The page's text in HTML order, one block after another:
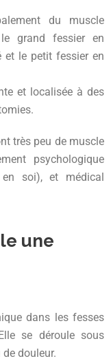
du muscle
grand fessier en
et le petit fessier en
et localisée à des
très peu de muscle
psychologique
soi), et médical
une
dans les fesses
se déroule sous
douleur.